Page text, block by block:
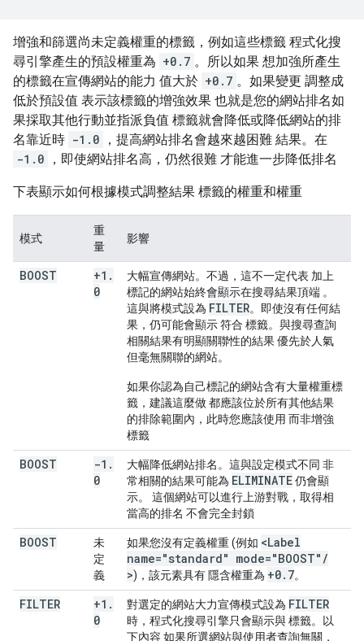
增強和篩選尚未定義權重的標籤，例如這些標籤 程式化搜
尋引擎產生的預設權重為 +0.7 。所以如果 想加強所產生
的標籤在宣傳網站的能力 值大於 +0.7 。如果變更 調整成
低於預設值 表示該標籤的增強效果 也就是您的網站排名如
果採取其他行動並指派負值 標籤就會降低或降低網站的排
名靠近時 -1.0
，提高網站排名會越來越困難 結果。在
-1.0
，即使網站排名高，仍然很難 才能進一步降低排名
下表顯示如何根據模式調整結果 標籤的權重和權重
模式
重
量
影響
BOOST +1 .
0
大幅宣傳網站。不過，這不一定代表 加上
標記的網站始終會顯示在搜尋結果頂端 。
這與將模式設為 FILTER。即使沒有任何結
果，仍可能會顯示 符合 標籤。與搜尋查詢
相關結果有明顯關聯性的結果 優先於人氣
但毫無關聯的網站。
如果你認為自己標記的網站含有大量權重標
籤，建議這麼做 都應該位於所有其他結果
的排除範圍內，此時您應該使用 而非增強
標籤
BOOST -1 .
0
大幅降低網站排名。這與設定模式不同 非
常相關的結果可能為 ELIMINATE仍會顯
示。 這個網站可以進行上游對戰，取得相
當高的排名 不會完全封鎖
BOOST
未
定
義
如果您沒有定義權重 (例如 <Label
name="standard" mode="BOOST" /
>)，該元素具有 隱含權重為 +0. 7。
FILTER +1 .
0
對選定的網站大力宣傳模式設為 FILTER
時，程式化搜尋引擎只會顯示與 標籤。以
下內容 如果所選網站與使用者查詢無關，